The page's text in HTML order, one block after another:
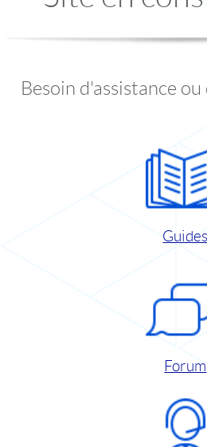
Besoin d'assistance
Guides
Forum